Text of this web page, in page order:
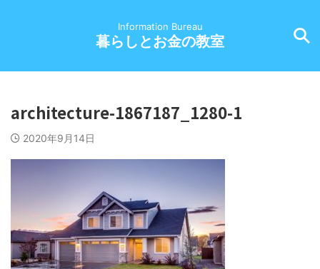
Information Bureau
暮らしとお金の教室
architecture-1867187_1280-1
2020年9月14日